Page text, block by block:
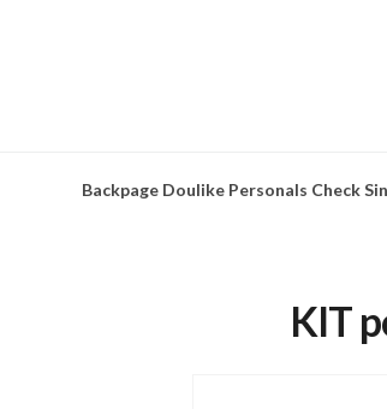
Backpage Doulike Personals Check
KIT